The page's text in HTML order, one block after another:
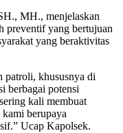
MH., menjelaskan
preventif yang bertujuan
yang beraktivitas
patroli, khususnya di
berbagai potensi
kali membuat
berupaya
Ucap Kapolsek.